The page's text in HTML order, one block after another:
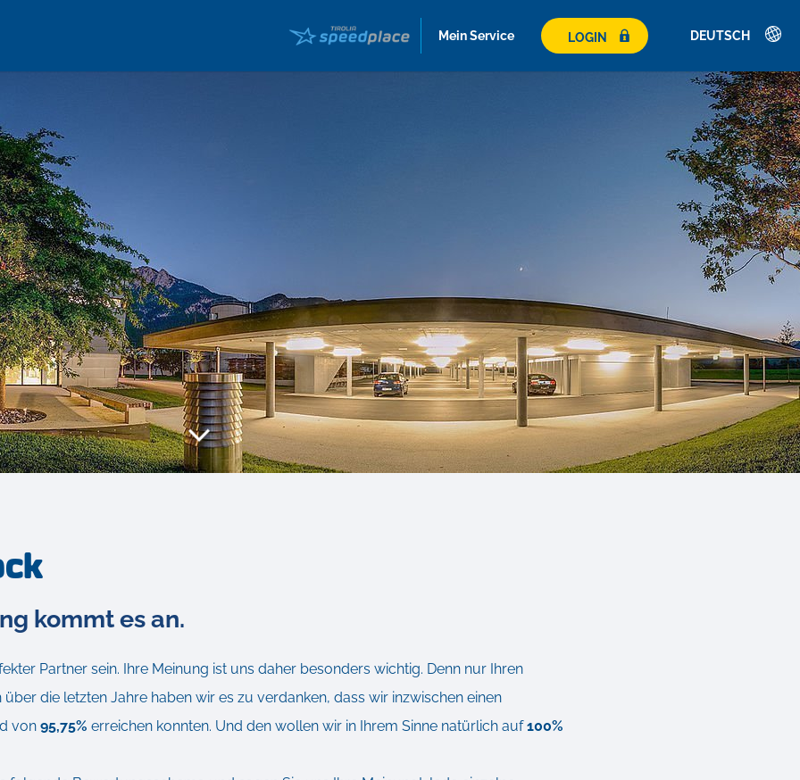
DEUTSCH
Deutsch
English
Français
Italiano
Español
Polski
Česky
Magyar
Hrvatski
Română
LOGIN
Mein Service
kommt es an.
Partner sein. Ihre Meinung ist uns daher besonders wichtig. Denn nur Ihren
die letzten Jahre haben wir es zu verdanken, dass wir inzwischen einen
von 95,75% erreichen konnten. Und den wollen wir in Ihrem Sinne natürlich auf100%